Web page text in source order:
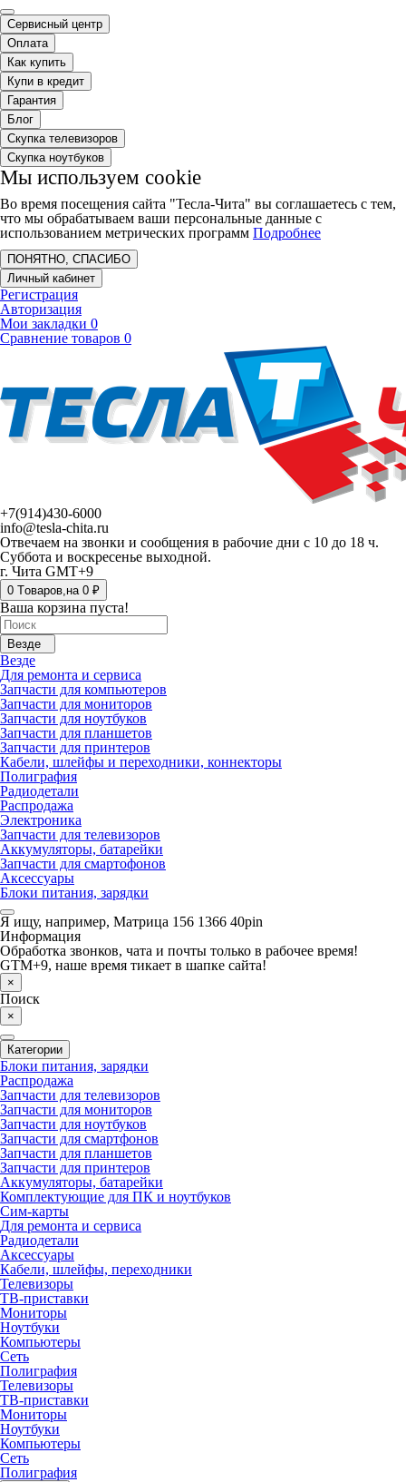
Сервисный центр
Оплата
Как купить
Купи в кредит
Гарантия
Блог
Скупка телевизоров
Скупка ноутбуков
Мы используем cookie
Во время посещения сайта "Тесла-Чита" вы соглашаетесь с тем,
что мы обрабатываем ваши персональные данные с
использованием метрических программ Подробнее
ПОНЯТНО, СПАСИБО
Личный кабинет
Регистрация
Авторизация
Мои закладки 0
Сравнение товаров 0
+7(914)430-6000
info@tesla-chita.ru
Отвечаем на звонки и сообщения в рабочие дни с 10 до 18 ч.
Суббота и воскресенье выходной.
г. Чита GMT+9
0 Tоваров,на 0 ₽
Ваша корзина пуста!
Везде
Везде
Для ремонта и сервиса
Запчасти для компьютеров
Запчасти для мониторов
Запчасти для ноутбуков
Запчасти для планшетов
Запчасти для принтеров
Кабели, шлейфы и переходники, коннекторы
Полиграфия
Радиодетали
Распродажа
Электроника
Запчасти для телевизоров
Аккумуляторы, батарейки
Запчасти для смартофонов
Аксессуары
Блоки питания, зарядки
Я ищу, например, Матрица 156 1366 40pin
Информация
Обработка звонков, чата и почты только в рабочее время!
GTM+9, наше время тикает в шапке сайта!
×
Поиск
×
Категории
Блоки питания, зарядки
Распродажа
Запчасти для телевизоров
Запчасти для мониторов
Запчасти для ноутбуков
Запчасти для смартфонов
Запчасти для планшетов
Запчасти для принтеров
Аккумуляторы, батарейки
Комплектующие для ПК и ноутбуков
Сим-карты
Для ремонта и сервиса
Радиодетали
Аксессуары
Кабели, шлейфы, переходники
Телевизоры
ТВ-приставки
Мониторы
Ноутбуки
Компьютеры
Сеть
Полиграфия
Телевизоры
ТВ-приставки
Мониторы
Ноутбуки
Компьютеры
Сеть
Полиграфия